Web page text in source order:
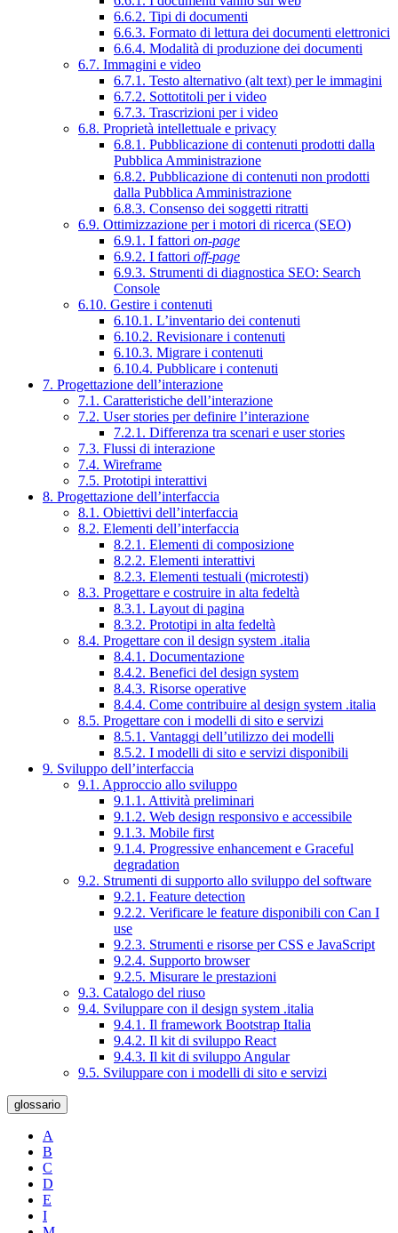
6.6.2. Tipi di documenti
6.6.3. Formato di lettura dei documenti elettronici
6.6.4. Modalità di produzione dei documenti
6.7. Immagini e video
6.7.1. Testo alternativo (alt text) per le immagini
6.7.2. Sottotitoli per i video
6.7.3. Trascrizioni per i video
6.8. Proprietà intellettuale e privacy
6.8.1. Pubblicazione di contenuti prodotti dalla
Pubblica Amministrazione
6.8.2. Pubblicazione di contenuti non prodotti
dalla Pubblica Amministrazione
6.8.3. Consenso dei soggetti ritratti
6.9. Ottimizzazione per i motori di ricerca (SEO)
6.9.1. I fattori on-page
6.9.2. I fattori off-page
6.9.3. Strumenti di diagnostica SEO: Search
Console
6.10. Gestire i contenuti
6.10.1. L’inventario dei contenuti
6.10.2. Revisionare i contenuti
6.10.3. Migrare i contenuti
6.10.4. Pubblicare i contenuti
7. Progettazione dell’interazione
7.1. Caratteristiche dell’interazione
7.2. User stories per definire l’interazione
7.2.1. Differenza tra scenari e user stories
7.3. Flussi di interazione
7.4. Wireframe
7.5. Prototipi interattivi
8. Progettazione dell’interfaccia
8.1. Obiettivi dell’interfaccia
8.2. Elementi dell’interfaccia
8.2.1. Elementi di composizione
8.2.2. Elementi interattivi
8.2.3. Elementi testuali (microtesti)
8.3. Progettare e costruire in alta fedeltà
8.3.1. Layout di pagina
8.3.2. Prototipi in alta fedeltà
8.4. Progettare con il design system .italia
8.4.1. Documentazione
8.4.2. Benefici del design system
8.4.3. Risorse operative
8.4.4. Come contribuire al design system .italia
8.5. Progettare con i modelli di sito e servizi
8.5.1. Vantaggi dell’utilizzo dei modelli
8.5.2. I modelli di sito e servizi disponibili
9. Sviluppo dell’interfaccia
9.1. Approccio allo sviluppo
9.1.1. Attività preliminari
9.1.2. Web design responsivo e accessibile
9.1.3. Mobile first
9.1.4. Progressive enhancement e Graceful
degradation
9.2. Strumenti di supporto allo sviluppo del software
9.2.1. Feature detection
9.2.2. Verificare le feature disponibili con Can I
use
9.2.3. Strumenti e risorse per CSS e JavaScript
9.2.4. Supporto browser
9.2.5. Misurare le prestazioni
9.3. Catalogo del riuso
9.4. Sviluppare con il design system .italia
9.4.1. Il framework Bootstrap Italia
9.4.2. Il kit di sviluppo React
9.4.3. Il kit di sviluppo Angular
9.5. Sviluppare con i modelli di sito e servizi
glossario
A
B
C
D
E
I